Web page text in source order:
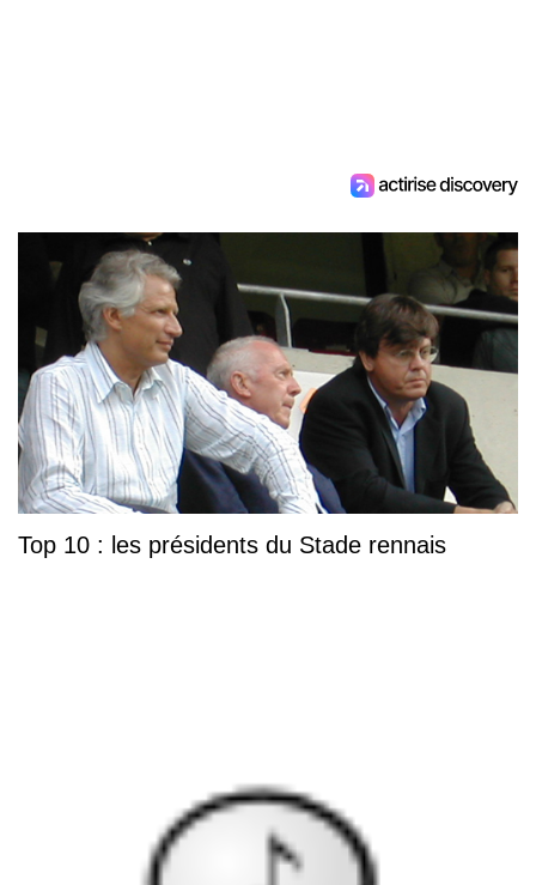
Top 10 : les présidents du Stade rennais